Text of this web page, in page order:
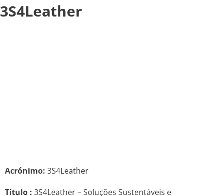
3S4Leather
Acrónimo: 3S4Leather
Título : 3S4Leather – Soluções Sustentáveis e